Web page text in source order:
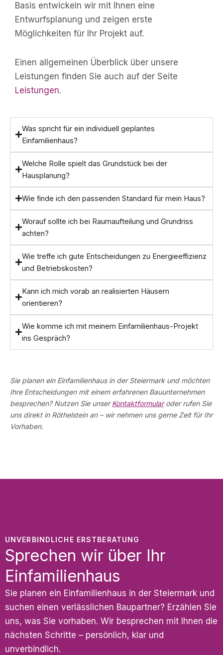
Basis entwickeln wir mit Ihnen eine
Entwurfsplanung und zeigen erste
Möglichkeiten für Ihr Projekt auf.
Einen allgemeinen Überblick über unsere
Leistungen finden Sie auch auf der Seite
Leistungen.
Was spricht für ein individuell geplantes
Einfamilienhaus?
Welche Rolle spielt das Grundstück bei der
Hausplanung?
Wie finde ich den passenden Standard für mein Haus?
Worauf sollte ich bei Raumaufteilung und Grundriss
achten?
Wie treffe ich gute Entscheidungen zu Energieeffizienz
und Betriebskosten?
Kann ich mich vorab an realisierten Häusern
orientieren?
Wie komme ich mit meinem Einfamilienhaus-Projekt
ins Gespräch?
Sie planen ein Einfamilienhaus in der Steiermark und möchten
Ihre Entscheidungen mit einem erfahrenen Bauunternehmen
besprechen? Nutzen Sie unserKontaktformularoder rufen Sie
uns direkt in Röthelstein an – wir nehmen uns gerne Zeit für Ihr
Vorhaben.
UNVERBINDLICHE ERSTBERATUNG
Sprechen wir über Ihr
Einfamilienhaus
Sie planen ein Einfamilienhaus in der Steiermark und
suchen einen verlässlichen Baupartner? Erzählen Sie
uns, was Sie vorhaben. Wir besprechen mit Ihnen die
nächsten Schritte – persönlich, klar und
unverbindlich.